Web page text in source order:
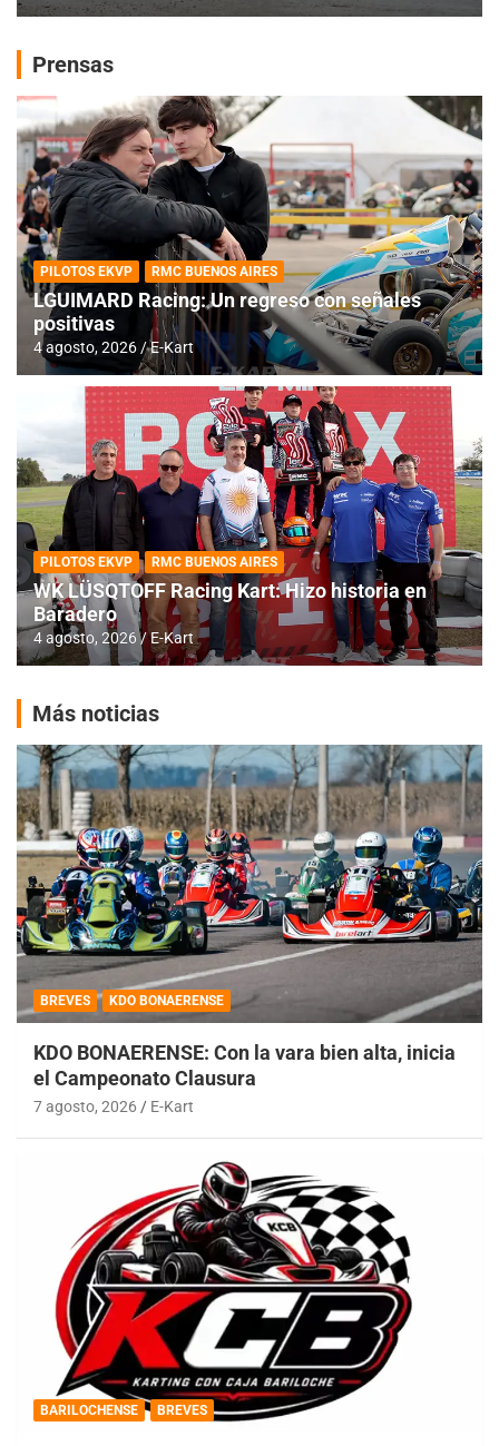
Prensas
PILOTOS EKVP RMC BUENOS AIRES
LGUIMARD Racing: Un regreso con señales
positivas
4 agosto, 2026 E-Kart
PILOTOS EKVP RMC BUENOS AIRES
WK LÜSQTOFF Racing Kart: Hizo historia en
Baradero
4 agosto, 2026 E-Kart
Más noticias
BREVES KDO BONAERENSE
KDO BONAERENSE: Con la vara bien alta, inicia
el Campeonato Clausura
7 agosto, 2026 E-Kart
BARILOCHENSE BREVES